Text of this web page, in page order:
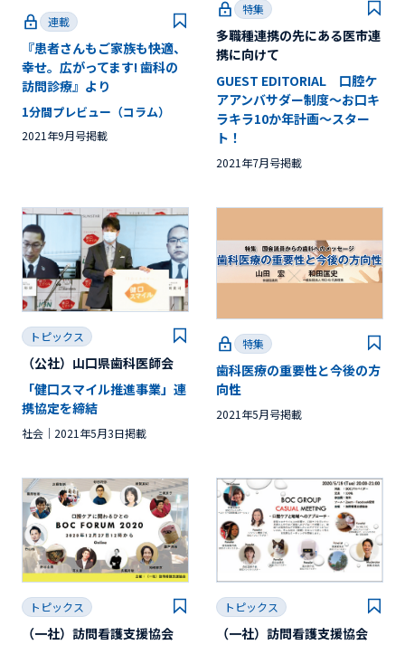
連載
『患者さんもご家族も快適、
幸せ。広がってます! 歯科の
訪問診療』より
1分間プレビュー（コラム）
2021年9月号掲載
特集
多職種連携の先にある医市連
携に向けて
GUEST EDITORIAL 口腔ケ
アアンバサダー制度〜お口キ
ラキラ10か年計画〜スター
ト！
2021年7月号掲載
トピックス
（公社）山口県歯科医師会
「健口スマイル推進事業」連
携協定を締結
社会 2021年5月3日掲載
特集
歯科医療の重要性と今後の方
向性
2021年5月号掲載
トピックス
（一社）訪問看護支援協会
トピックス
（一社）訪問看護支援協会